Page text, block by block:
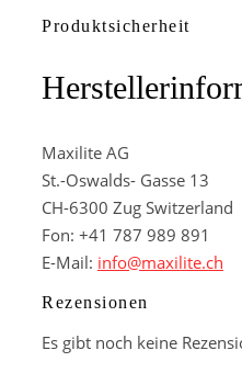
Produktsicherheit
Maxilite AG
St.-Oswalds- Gasse 13
CH-6300 Zug Switzerland
Fon: +41 787 989 891
E-Mail: info@maxilite.ch
Rezensionen
Es gibt noch keine